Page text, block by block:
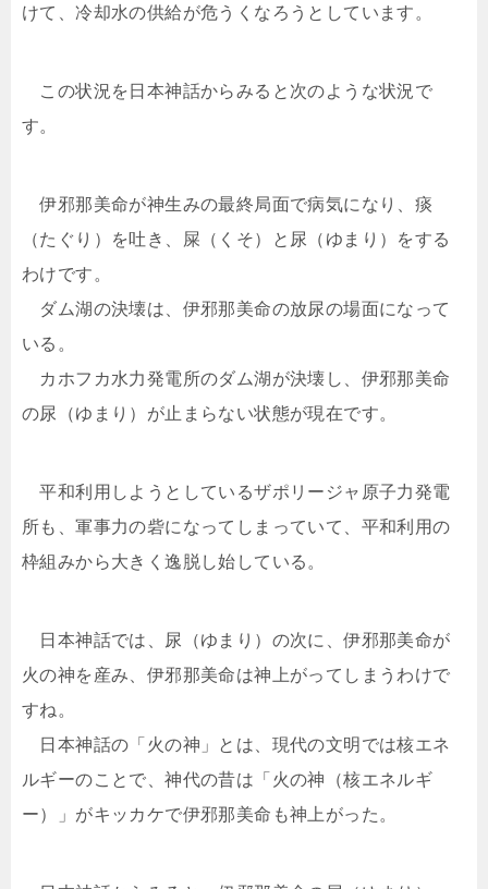
けて、冷却水の供給が危うくなろうとしています。
この状況を日本神話からみると次のような状況で
す。
伊邪那美命が神生みの最終局面で病気になり、痰
（たぐり）を吐き、屎（くそ）と尿（ゆまり）をする
わけです。
ダム湖の決壊は、伊邪那美命の放尿の場面になって
いる。
カホフカ水力発電所のダム湖が決壊し、伊邪那美命
の尿（ゆまり）が止まらない状態が現在です。
平和利用しようとしているザポリージャ原子力発電
所も、軍事力の砦になってしまっていて、平和利用の
枠組みから大きく逸脱し始している。
日本神話では、尿（ゆまり）の次に、伊邪那美命が
火の神を産み、伊邪那美命は神上がってしまうわけで
すね。
日本神話の「火の神」とは、現代の文明では核エネ
ルギーのことで、神代の昔は「火の神（核エネルギ
ー）」がキッカケで伊邪那美命も神上がった。